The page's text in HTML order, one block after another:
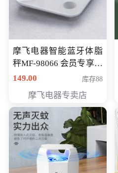
摩飞电器智能蓝牙体脂
秤MF-98066 会员专享价
98元
149.00 库存88
摩飞电器专卖店